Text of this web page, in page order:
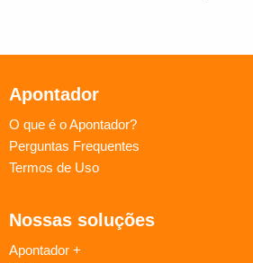
Apontador
O que é o Apontador?
Perguntas Frequentes
Termos de Uso
Nossas soluções
Apontador +